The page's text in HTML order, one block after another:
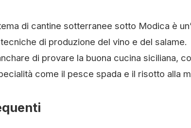
di cantine sotterranee sotto Modica è
di produzione del vino e del salame.
di provare la buona cucina siciliana,
come il pesce spada e il risotto alla